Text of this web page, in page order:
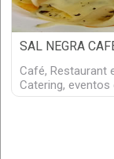
SAL NEGRA
Café, Restaurant
Catering, eventos